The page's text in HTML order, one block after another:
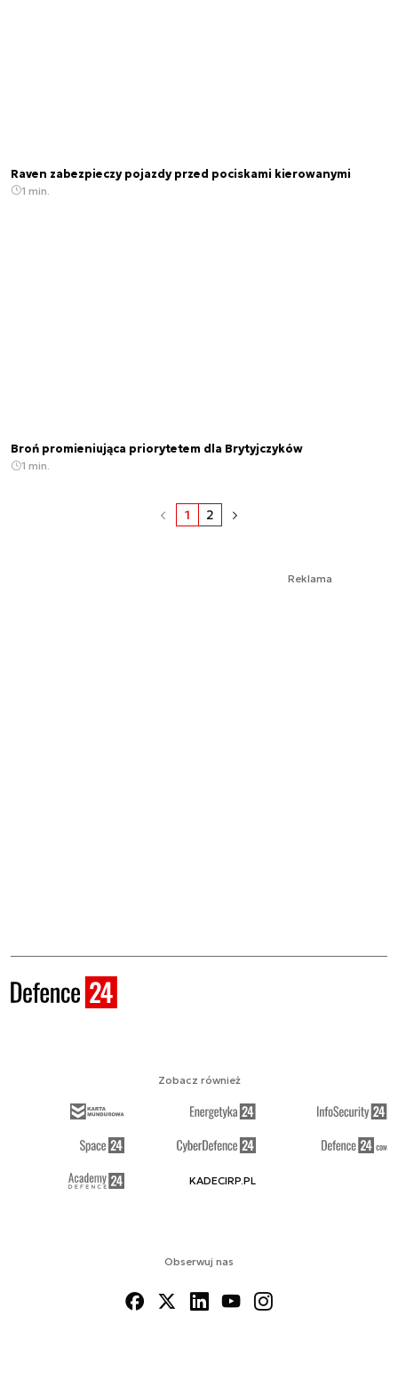
Raven zabezpieczy pojazdy przed pociskami kierowanymi
1 min.
Broń promieniująca priorytetem dla Brytyjczyków
1 min.
1 2
Reklama
Obserwuj nas
Zobacz również
KADECIRP.PL